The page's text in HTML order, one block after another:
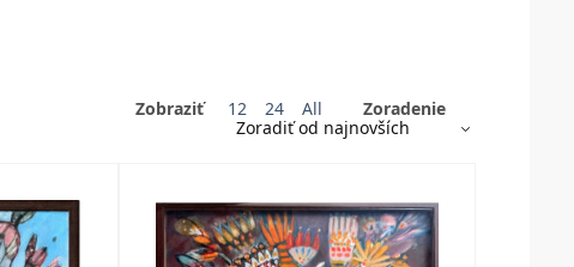
Zobraziť 12 24 All Zoradenie